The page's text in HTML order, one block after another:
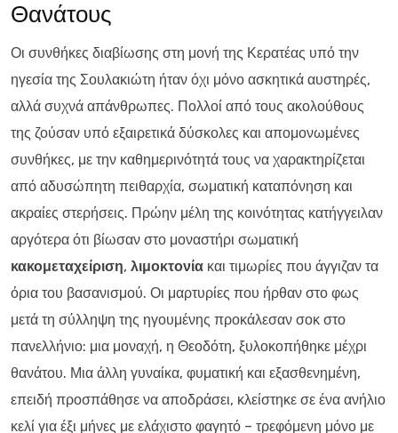
Θανάτους
Οι συνθήκες διαβίωσης στη μονή της Κερατέας υπό την
ηγεσία της Σουλακιώτη ήταν όχι μόνο ασκητικά αυστηρές,
αλλά συχνά απάνθρωπες. Πολλοί από τους ακολούθους
της ζούσαν υπό εξαιρετικά δύσκολες και απομονωμένες
συνθήκες, με την καθημερινότητά τους να χαρακτηρίζεται
από αδυσώπητη πειθαρχία, σωματική καταπόνηση και
ακραίες στερήσεις. Πρώην μέλη της κοινότητας κατήγγειλαν
αργότερα ότι βίωσαν στο μοναστήρι σωματική
κακομεταχείριση, λιμοκτονία και τιμωρίες που άγγιζαν τα
όρια του βασανισμού. Οι μαρτυρίες που ήρθαν στο φως
μετά τη σύλληψη της ηγουμένης προκάλεσαν σοκ στο
πανελλήνιο: μια μοναχή, η Θεοδότη, ξυλοκοπήθηκε μέχρι
θανάτου. Μια άλλη γυναίκα, φυματική και εξασθενημένη,
επειδή προσπάθησε να αποδράσει, κλείστηκε σε ένα ανήλιο
κελί για έξι μήνες με ελάχιστο φαγητό – τρεφόμενη μόνο με